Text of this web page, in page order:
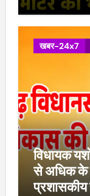
खबर-24x7
विधायक
से अधिक के
प्रशासकीय